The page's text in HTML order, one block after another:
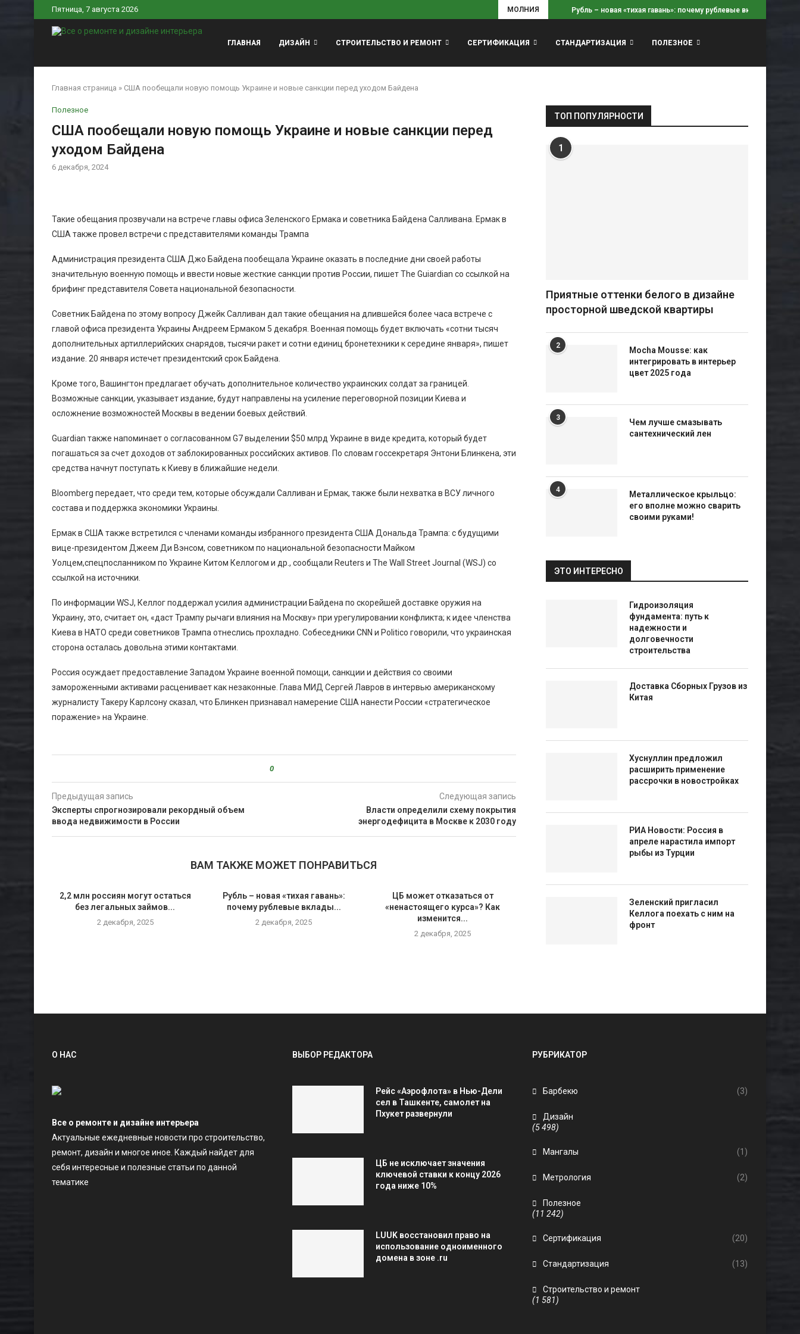
Пятница, 7 августа 2026 МОЛНИЯ Рубль – новая «тихая гавань»: почему рублевые вклады...
ГЛАВНАЯ ДИЗАЙН СТРОИТЕЛЬСТВО И РЕМОНТ СЕРТИФИКАЦИЯ СТАНДАРТИЗАЦИЯ ПОЛЕЗНОЕ
Главная страница » США пообещали новую помощь Украине и новые санкции перед уходом Байдена
Полезное
США пообещали новую помощь Украине и новые санкции перед
уходом Байдена
6 декабря, 2024
Такие обещания прозвучали на встрече главы офиса Зеленского Ермака и советника Байдена Салливана. Ермак в
США также провел встречи с представителями команды Трампа
Администрация президента США Джо Байдена пообещала Украине оказать в последние дни своей работы
значительную военную помощь и ввести новые жесткие санкции против России, пишет The Guiardian со ссылкой на
брифинг представителя Совета национальной безопасности.
Советник Байдена по этому вопросу Джейк Салливан дал такие обещания на длившейся более часа встрече с
главой офиса президента Украины Андреем Ермаком 5 декабря. Военная помощь будет включать «сотни тысяч
дополнительных артиллерийских снарядов, тысячи ракет и сотни единиц бронетехники к середине января», пишет
издание. 20 января истечет президентский срок Байдена.
Кроме того, Вашингтон предлагает обучать дополнительное количество украинских солдат за границей.
Возможные санкции, указывает издание, будут направлены на усиление переговорной позиции Киева и
осложнение возможностей Москвы в ведении боевых действий.
Guardian также напоминает о согласованном G7 выделении $50 млрд Украине в виде кредита, который будет
погашаться за счет доходов от заблокированных российских активов. По словам госсекретаря Энтони Блинкена, эти
средства начнут поступать к Киеву в ближайшие недели.
Bloomberg передает, что среди тем, которые обсуждали Салливан и Ермак, также были нехватка в ВСУ личного
состава и поддержка экономики Украины.
Ермак в США также встретился с членами команды избранного президента США Дональда Трампа: с будущими
вице-президентом Джеем Ди Вэнсом, советником по национальной безопасности Майком
Уолцем,спецпосланником по Украине Китом Келлогом и др., сообщали Reuters и The Wall Street Journal (WSJ) со
ссылкой на источники.
По информации WSJ, Келлог поддержал усилия администрации Байдена по скорейшей доставке оружия на
Украину, это, считает он, «даст Трампу рычаги влияния на Москву» при урегулировании конфликта; к идее членства
Киева в НАТО среди советников Трампа отнеслись прохладно. Собеседники CNN и Politico говорили, что украинская
сторона осталась довольна этими контактами.
Россия осуждает предоставление Западом Украине военной помощи, санкции и действия со своими
замороженными активами расценивает как незаконные. Глава МИД Сергей Лавров в интервью американскому
журналисту Такеру Карлсону сказал, что Блинкен признавал намерение США нанести России «стратегическое
поражение» на Украине.
0
Предыдущая запись
Эксперты спрогнозировали рекордный объем
ввода недвижимости в России
Следующая запись
Власти определили схему покрытия
энергодефицита в Москве к 2030 году
ВАМ ТАКЖЕ МОЖЕТ ПОНРАВИТЬСЯ
2,2 млн россиян могут остаться
без легальных займов...
2 декабря, 2025
Рубль – новая «тихая гавань»:
почему рублевые вклады...
2 декабря, 2025
ЦБ может отказаться от
«ненастоящего курса»? Как
изменится...
2 декабря, 2025
ТОП ПОПУЛЯРНОСТИ
1
Приятные оттенки белого в дизайне
просторной шведской квартиры
2
Mocha Mousse: как
интегрировать в интерьер
цвет 2025 года
3
Чем лучше смазывать
сантехнический лен
4
Металлическое крыльцо:
его вполне можно сварить
своими руками!
ЭТО ИНТЕРЕСНО
Гидроизоляция
фундамента: путь к
надежности и
долговечности
строительства
Доставка Сборных Грузов из
Китая
Хуснуллин предложил
расширить применение
рассрочки в новостройках
РИА Новости: Россия в
апреле нарастила импорт
рыбы из Турции
Зеленский пригласил
Келлога поехать с ним на
фронт
О НАС
Все о ремонте и дизайне интерьера
Актуальные ежедневные новости про строительство,
ремонт, дизайн и многое иное. Каждый найдет для
себя интересные и полезные статьи по данной
тематике
ВЫБОР РЕДАКТОРА
Рейс «Аэрофлота» в Нью-Дели
сел в Ташкенте, самолет на
Пхукет развернули
ЦБ не исключает значения
ключевой ставки к концу 2026
года ниже 10%
LUUK восстановил право на
использование одноименного
домена в зоне .ru
РУБРИКАТОР
Барбекю (3)
Дизайн
(5 498)
Мангалы (1)
Метрология (2)
Полезное
(11 242)
Сертификация (20)
Стандартизация (13)
Строительство и ремонт
(1 581)